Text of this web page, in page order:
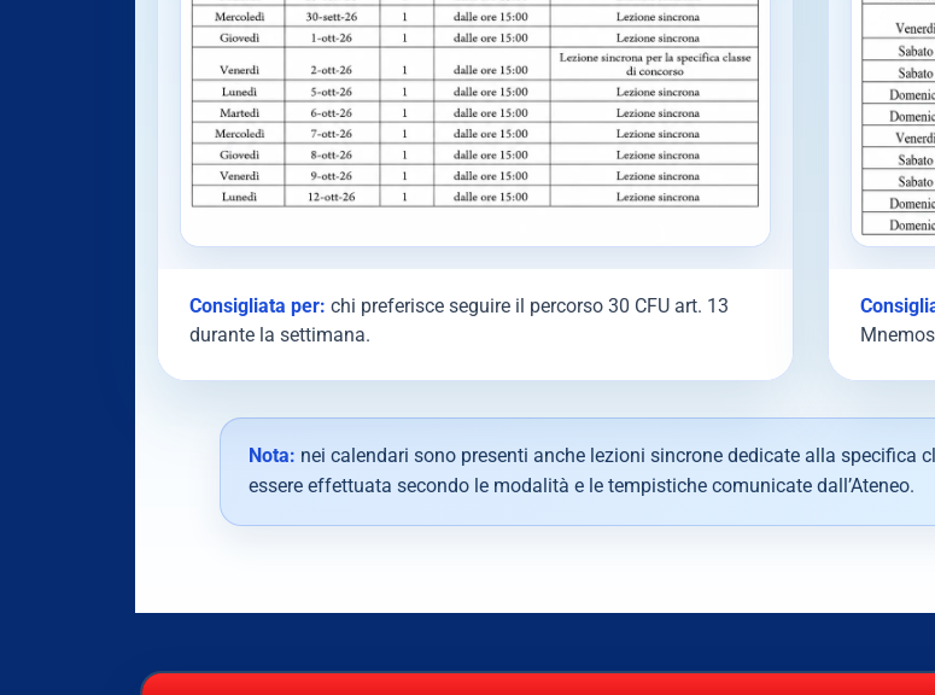
Consigliata per: chi preferisce seguire il percorso 30 CFU art. 13
durante la settimana.
Nota: nei calendari sono presenti anche lezioni sincrone dedicate alla specifica
essere effettuata secondo le modalità e le tempistiche comunicate dall’Ateneo.